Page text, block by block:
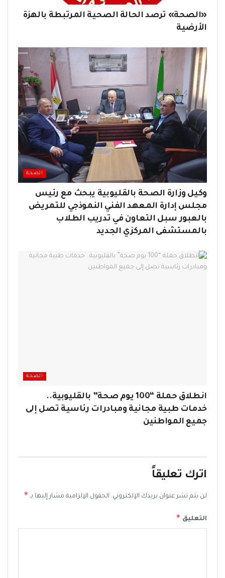
«الصحة» ترصد الحالة الصحية المرتبطة بالهزة
الأرضية
الصحة
وكيل وزارة الصحة بالقليوبية يبحث مع رئيس
مجلس إدارة المعهد الفني النموذجي للتمريض
بالعبور سبل التعاون في تدريب الطلاب
بالمستشفى المركزي الجديد
الصحة
انطلاق حملة “100 يوم صحة” بالقليوبية..
خدمات طبية مجانية ومبادرات رئاسية تصل إلى
جميع المواطنين
اترك تعليقاً
لن يتم نشر عنوان بريدك الإلكتروني. الحقول الإلزامية مشار إليها بـ *
التعليق *